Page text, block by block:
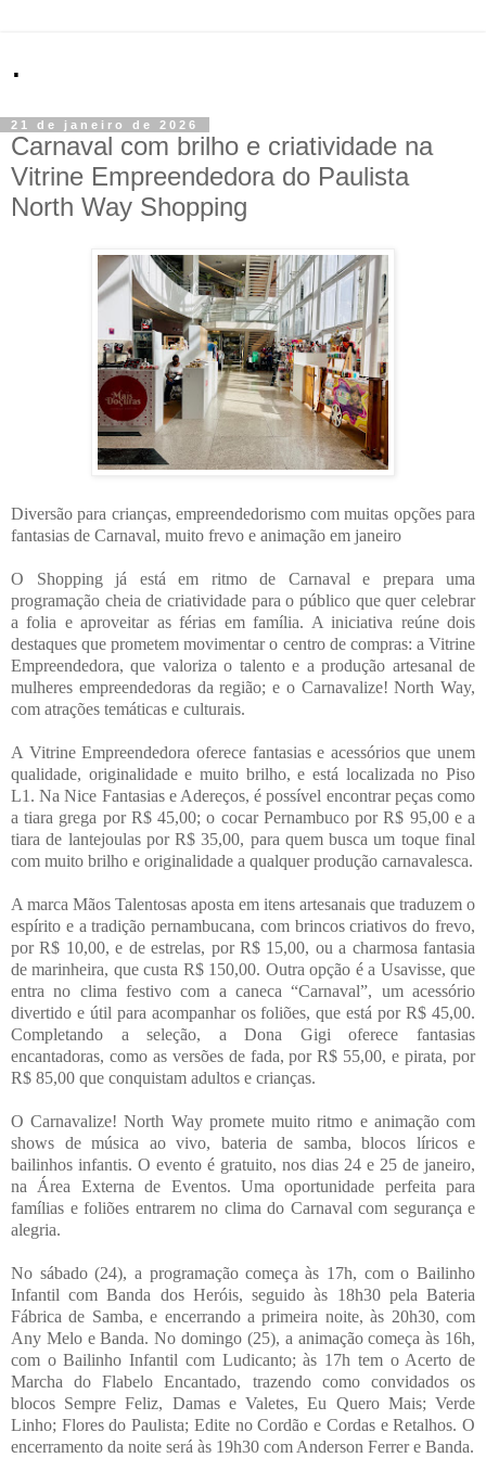
.
21 de janeiro de 2026
Carnaval com brilho e criatividade na
Vitrine Empreendedora do Paulista
North Way Shopping
Diversão para crianças, empreendedorismo com muitas opções para
fantasias de Carnaval, muito frevo e animação em janeiro
O Shopping já está em ritmo de Carnaval e prepara uma
programação cheia de criatividade para o público que quer celebrar
a folia e aproveitar as férias em família. A iniciativa reúne dois
destaques que prometem movimentar o centro de compras: a Vitrine
Empreendedora, que valoriza o talento e a produção artesanal de
mulheres empreendedoras da região; e o Carnavalize! North Way,
com atrações temáticas e culturais.
A Vitrine Empreendedora oferece fantasias e acessórios que unem
qualidade, originalidade e muito brilho, e está localizada no Piso
L1. Na Nice Fantasias e Adereços, é possível encontrar peças como
a tiara grega por R$ 45,00; o cocar Pernambuco por R$ 95,00 e a
tiara de lantejoulas por R$ 35,00, para quem busca um toque final
com muito brilho e originalidade a qualquer produção carnavalesca.
A marca Mãos Talentosas aposta em itens artesanais que traduzem o
espírito e a tradição pernambucana, com brincos criativos do frevo,
por R$ 10,00, e de estrelas, por R$ 15,00, ou a charmosa fantasia
de marinheira, que custa R$ 150,00. Outra opção é a Usavisse, que
entra no clima festivo com a caneca “Carnaval”, um acessório
divertido e útil para acompanhar os foliões, que está por R$ 45,00.
Completando a seleção, a Dona Gigi oferece fantasias
encantadoras, como as versões de fada, por R$ 55,00, e pirata, por
R$ 85,00 que conquistam adultos e crianças.
O Carnavalize! North Way promete muito ritmo e animação com
shows de música ao vivo, bateria de samba, blocos líricos e
bailinhos infantis. O evento é gratuito, nos dias 24 e 25 de janeiro,
na Área Externa de Eventos. Uma oportunidade perfeita para
famílias e foliões entrarem no clima do Carnaval com segurança e
alegria.
No sábado (24), a programação começa às 17h, com o Bailinho
Infantil com Banda dos Heróis, seguido às 18h30 pela Bateria
Fábrica de Samba, e encerrando a primeira noite, às 20h30, com
Any Melo e Banda. No domingo (25), a animação começa às 16h,
com o Bailinho Infantil com Ludicanto; às 17h tem o Acerto de
Marcha do Flabelo Encantado, trazendo como convidados os
blocos Sempre Feliz, Damas e Valetes, Eu Quero Mais; Verde
Linho; Flores do Paulista; Edite no Cordão e Cordas e Retalhos. O
encerramento da noite será às 19h30 com Anderson Ferrer e Banda.